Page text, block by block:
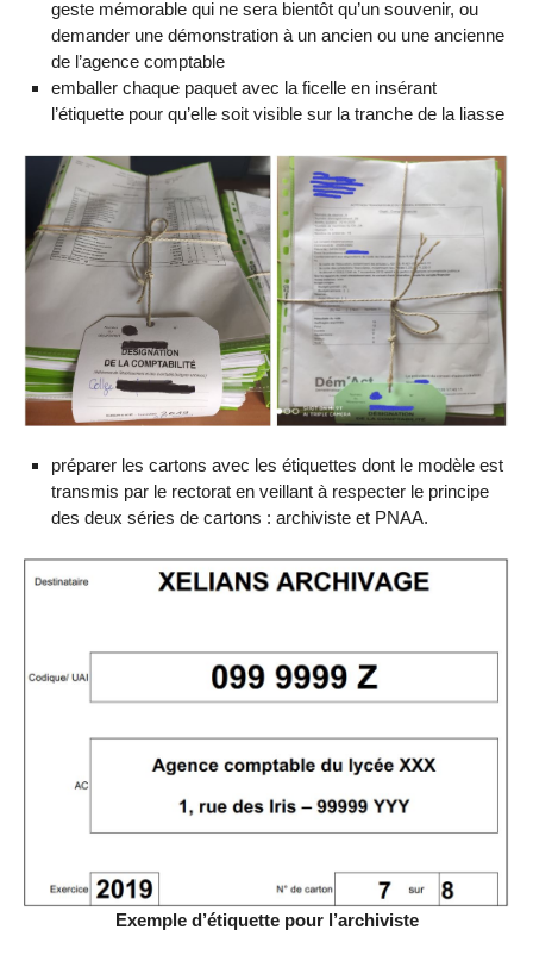
geste mémorable qui ne sera bientôt qu’un souvenir, ou
demander une démonstration à un ancien ou une ancienne
de l’agence comptable
emballer chaque paquet avec la ficelle en insérant
l’étiquette pour qu’elle soit visible sur la tranche de la liasse
préparer les cartons avec les étiquettes dont le modèle est
transmis par le rectorat en veillant à respecter le principe
des deux séries de cartons : archiviste et PNAA.
Exemple d’étiquette pour l’archiviste